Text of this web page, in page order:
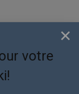
×
votre